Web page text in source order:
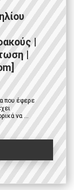
|
|
που έφερε
να ...